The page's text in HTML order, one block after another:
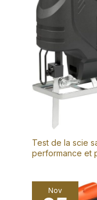
Test de la scie
performance et
Nov